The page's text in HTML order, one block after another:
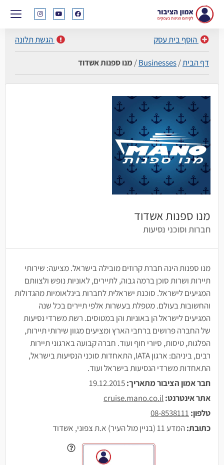
הוסף בית עסק הגשת תלונה
דף הבית/
Businesses
/ מנו ספנות אשדוד
מנו ספנות אשדוד
חברות וסוכני נסיעות
מנו ספנות הינה חברת קרוזים מובילה בישראל. מציעה: שירותי
תיירות ושרות סוכן ברמה גבוה, לתיירים, לאוניות נופש ולצוותם
המגיעים לישראל. סוכנת ישראלית לחברות בינלאומיות מהגדולות
והחשובות בעולם. מטפלת בעשרות אלפי תיירים בכל שנה
המגיעים לישראל הן באוניות והן במטוסים. רשת משרדי נסיעות
של החברה פרושים ברחבי הארץ ומציעים מגוון שירותי תיירות,
הפלגות, טיסות, סיורי חוף ועוד. חברה קבועה בארגוני תיירות
רבים, ביניהם: ארגון IATA, התאחדות סוכני הנסיעות בישראל,
התאחדות משרדי הנסיעות בישראל ועוד.
חבר אמון הציבור מתאריך:
אתר אינטרנט:cruise.mano.co.il
טלפון: 08-8538111
כתובת:המדע 11 (בניין מול העיר) א.ת צפוני, אשדוד